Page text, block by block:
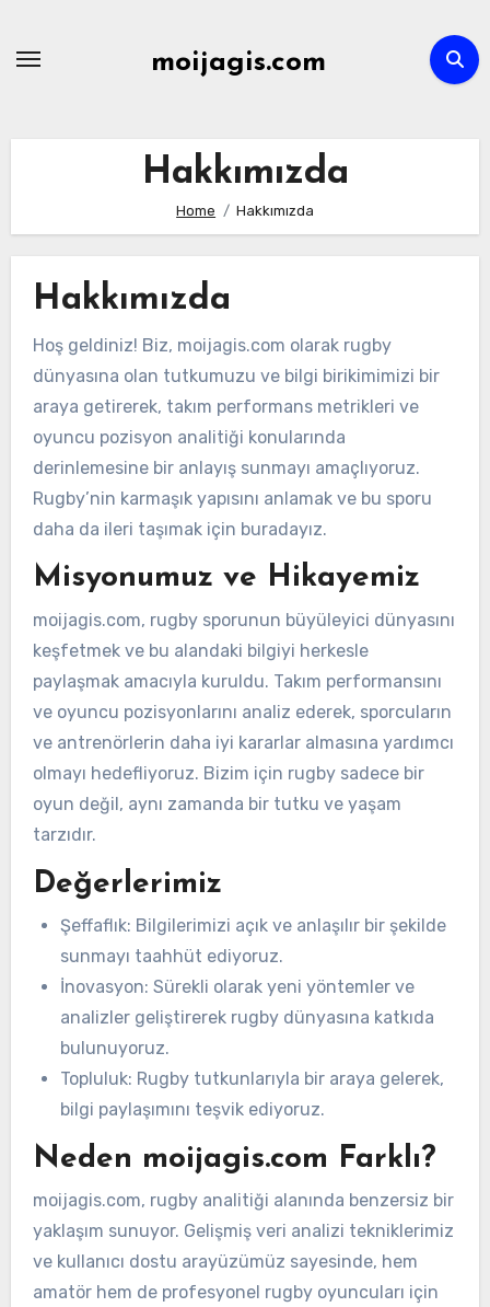
moijagis.com
Hakkımızda
Home Hakkımızda
Hakkımızda
Hoş geldiniz! Biz, moijagis.com olarak rugby
dünyasına olan tutkumuzu ve bilgi birikimimizi bir
araya getirerek, takım performans metrikleri ve
oyuncu pozisyon analitiği konularında
derinlemesine bir anlayış sunmayı amaçlıyoruz.
Rugby’nin karmaşık yapısını anlamak ve bu sporu
daha da ileri taşımak için buradayız.
Misyonumuz ve Hikayemiz
moijagis.com, rugby sporunun büyüleyici dünyasını
keşfetmek ve bu alandaki bilgiyi herkesle
paylaşmak amacıyla kuruldu. Takım performansını
ve oyuncu pozisyonlarını analiz ederek, sporcuların
ve antrenörlerin daha iyi kararlar almasına yardımcı
olmayı hedefliyoruz. Bizim için rugby sadece bir
oyun değil, aynı zamanda bir tutku ve yaşam
tarzıdır.
Değerlerimiz
Şeffaflık: Bilgilerimizi açık ve anlaşılır bir şekilde
sunmayı taahhüt ediyoruz.
İnovasyon: Sürekli olarak yeni yöntemler ve
analizler geliştirerek rugby dünyasına katkıda
bulunuyoruz.
Topluluk: Rugby tutkunlarıyla bir araya gelerek,
bilgi paylaşımını teşvik ediyoruz.
Neden moijagis.com Farklı?
moijagis.com, rugby analitiği alanında benzersiz bir
yaklaşım sunuyor. Gelişmiş veri analizi tekniklerimiz
ve kullanıcı dostu arayüzümüz sayesinde, hem
amatör hem de profesyonel rugby oyuncuları için